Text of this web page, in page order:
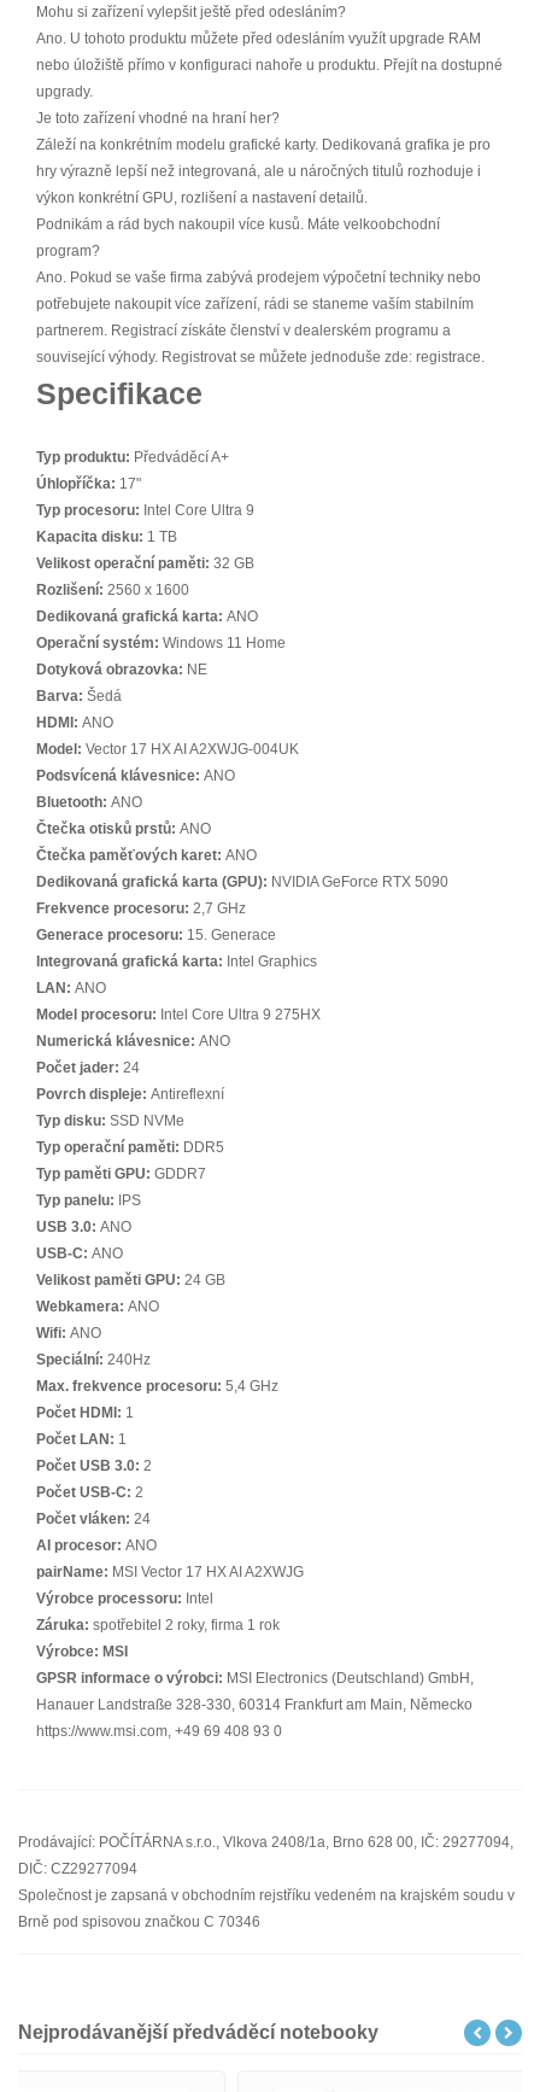
Mohu si zařízení vylepšit ještě před odesláním?
Ano. U tohoto produktu můžete před odesláním využít upgrade RAM
nebo úložiště přímo v konfiguraci nahoře u produktu. Přejít na dostupné
upgrady.
Je toto zařízení vhodné na hraní her?
Záleží na konkrétním modelu grafické karty. Dedikovaná grafika je pro
hry výrazně lepší než integrovaná, ale u náročných titulů rozhoduje i
výkon konkrétní GPU, rozlišení a nastavení detailů.
Podnikám a rád bych nakoupil více kusů. Máte velkoobchodní
program?
Ano. Pokud se vaše firma zabývá prodejem výpočetní techniky nebo
potřebujete nakoupit více zařízení, rádi se staneme vaším stabilním
partnerem. Registrací získáte členství v dealerském programu a
související výhody. Registrovat se můžete jednoduše zde: registrace.
Specifikace
Typ produktu: Předváděcí A+
Úhlopříčka: 17"
Typ procesoru: Intel Core Ultra 9
Kapacita disku: 1 TB
Velikost operační paměti: 32 GB
Rozlišení: 2560 x 1600
Dedikovaná grafická karta: ANO
Operační systém: Windows 11 Home
Dotyková obrazovka: NE
Barva: Šedá
HDMI: ANO
Model: Vector 17 HX AI A2XWJG-004UK
Podsvícená klávesnice: ANO
Bluetooth: ANO
Čtečka otisků prstů: ANO
Čtečka paměťových karet: ANO
Dedikovaná grafická karta (GPU): NVIDIA GeForce RTX 5090
Frekvence procesoru: 2,7 GHz
Generace procesoru: 15. Generace
Integrovaná grafická karta: Intel Graphics
LAN: ANO
Model procesoru: Intel Core Ultra 9 275HX
Numerická klávesnice: ANO
Počet jader: 24
Povrch displeje: Antireflexní
Typ disku: SSD NVMe
Typ operační paměti: DDR5
Typ paměti GPU: GDDR7
Typ panelu:
IPS
USB 3.0: ANO
USB-C: ANO
Velikost paměti GPU: 24 GB
Webkamera: ANO
Wifi: ANO
Speciální: 240Hz
Max. frekvence procesoru: 5,4 GHz
Počet HDMI: 1
Počet LAN: 1
Počet USB 3.0: 2
Počet USB-C: 2
Počet vláken: 24
AI procesor: ANO
pairName: MSI Vector 17 HX AI A2XWJG
Výrobce processoru: Intel
Záruka: spotřebitel 2 roky, firma 1 rok
Výrobce: MSI
GPSR informace o výrobci: MSI Electronics (Deutschland) GmbH,
Hanauer Landstraße 328-330, 60314 Frankfurt am Main, Německo
https://www.msi.com, +49 69 408 93 0
Prodávající: POČÍTÁRNA s.r.o., Vlkova 2408/1a, Brno 628 00, IČ: 29277094,
DIČ: CZ29277094
Společnost je zapsaná v obchodním rejstříku vedeném na krajském soudu v
Brně pod spisovou značkou C 70346
Nejprodávanější předváděcí notebooky